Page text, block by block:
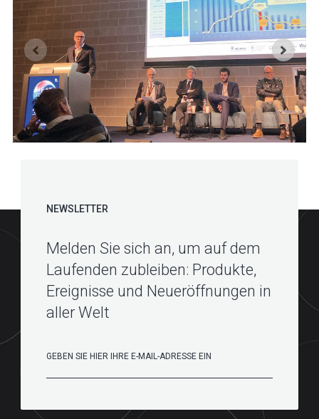
NEWSLETTER
Melden Sie sich an, um auf dem
Laufenden zubleiben: Produkte,
Ereignisse und Neueröffnungen in
aller Welt